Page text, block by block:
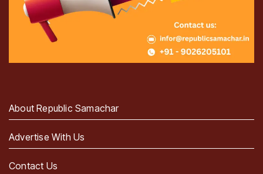
About Republic Samachar
Advertise With Us
Contact Us